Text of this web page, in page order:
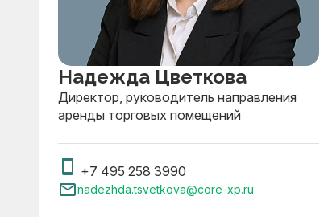
Надежда Цветкова
Директор, руководитель направления
аренды торговых помещений
+7 495 258 3990
nadezhda.tsvetkova@core-xp.ru